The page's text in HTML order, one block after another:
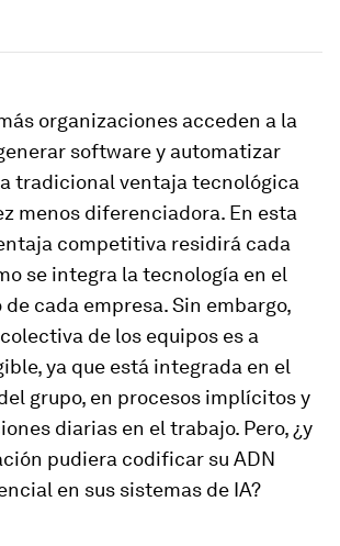
organizaciones acceden a la
software y automatizar
tradicional ventaja tecnológica
menos diferenciadora. En esta
competitiva residirá cada
se integra la tecnología en el
cada empresa. Sin embargo,
de los equipos es a
ya que está integrada en el
grupo, en procesos implícitos y
diarias en el trabajo. Pero, ¿y
pudiera codificar su ADN
en sus sistemas de IA?